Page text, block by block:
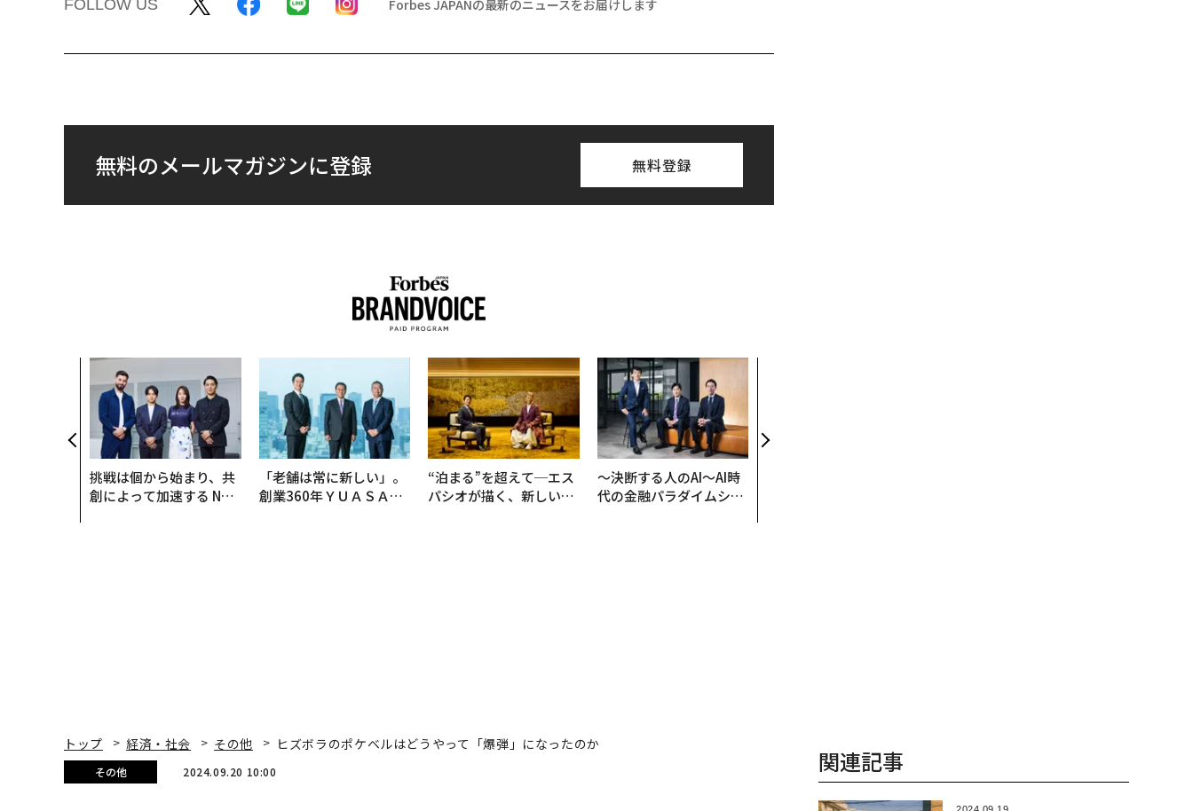
FOLLOW US Forbes JAPANの最新のニュースをお届けします
無料のメールマガジンに登録 無料登録
挑戦は個から始まり、共
創によって加速する NOR
「老舗は常に新しい」。
創業360年ＹＵＡＳＡと
“泊まる”を超えて─エス
パシオが描く、新しい日
〜決断する人のAI〜AI時
代の金融パラダイムシフ
トップ 経済・社会 その他 ヒズボラのポケベルはどうやって「爆弾」になったのか
その他 2024.09.20 10:00 関連記事
2024.09.19